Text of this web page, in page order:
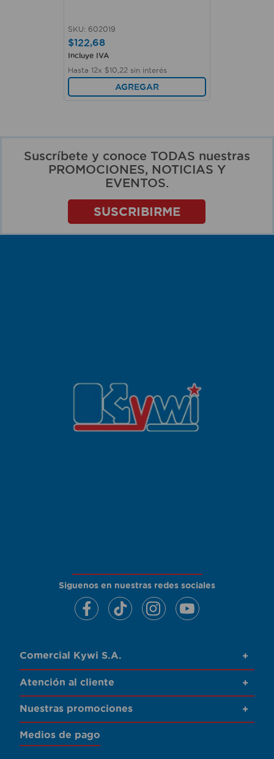
SKU: 602019
$122,68
Incluye IVA
Hasta 12x $10 22 sin interés
AGREGAR
Suscríbete y conoce TODAS nuestras
PROMOCIONES, NOTICIAS Y
EVENTOS.
SUSCRIBIRME
Siguenos en nuestras redes sociales
Comercial Kywi S.A. +
Atención al cliente +
Nuestras promociones +
Medios de pago